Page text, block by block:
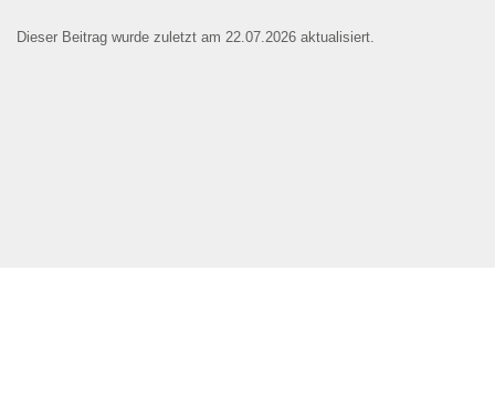
Dieser Beitrag wurde zuletzt am 22.07.2026 aktualisiert.